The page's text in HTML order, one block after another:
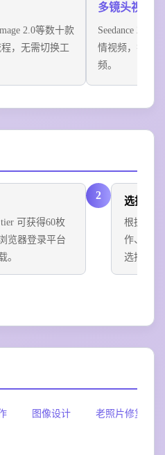
2.0等数十款
，无需切换工
多镜头视频
Seedance 2.0
情视频，符合
频。
可获得60枚
览器登录平台
。
2 选择功
根据需
作、漫
选择对
图像设计 老照片修复